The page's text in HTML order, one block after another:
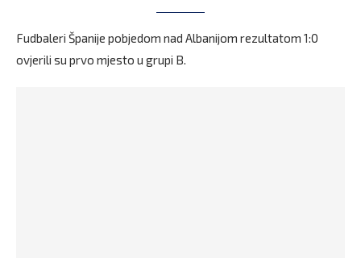
Fudbaleri Španije pobjedom nad Albanijom rezultatom 1:0
ovjerili su prvo mjesto u grupi B.